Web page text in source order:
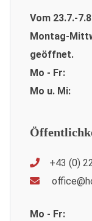
Vom 23.7.-
Montag-
geöffnet.
Mo - Fr:
Mo u. Mi:
+43 (0)
Mo - Fr: